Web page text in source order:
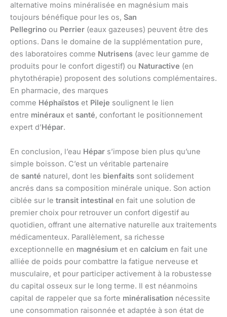
alternative moins minéralisée en magnésium mais
toujours bénéfique pour les os, San
Pellegrino ou Perrier (eaux gazeuses) peuvent être des
options. Dans le domaine de la supplémentation pure,
des laboratoires comme Nutrisens (avec leur gamme de
produits pour le confort digestif) ou Naturactive (en
phytothérapie) proposent des solutions complémentaires.
En pharmacie, des marques
comme Héphaïstos et Pileje soulignent le lien
entre minéraux et santé, confortant le positionnement
expert d’Hépar.
En conclusion, l’eau Hépar s’impose bien plus qu’une
simple boisson. C’est un véritable partenaire
de santé naturel, dont les bienfaits sont solidement
ancrés dans sa composition minérale unique. Son action
ciblée sur le transit intestinal en fait une solution de
premier choix pour retrouver un confort digestif au
quotidien, offrant une alternative naturelle aux traitements
médicamenteux. Parallèlement, sa richesse
exceptionnelle en magnésium et en calcium en fait une
alliée de poids pour combattre la fatigue nerveuse et
musculaire, et pour participer activement à la robustesse
du capital osseux sur le long terme. Il est néanmoins
capital de rappeler que sa forte minéralisation nécessite
une consommation raisonnée et adaptée à son état de